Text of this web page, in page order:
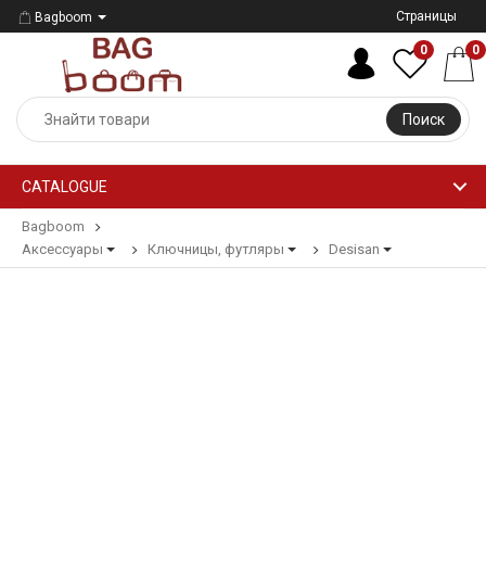
Bagboom Страницы
Поиск
0 0
CATALOGUE
Bagboom
Аксессуары
Ключницы, футляры Desisan